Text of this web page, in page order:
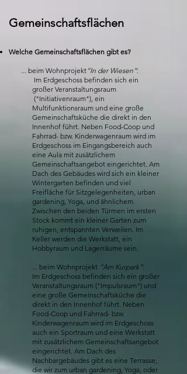
Gemeinschaftsflächen
Welche Gemeinschaftsflächen gibt es?
... beim Wohnprojekt “In der Wiesen”:
Im Erdgeschoss befinden sich ein
großer Veranstaltungsraum
("Initiativenraum"), ein
Multifunktionsraum und eine große
Gemeinschaftsküche die direkt in den
Innenhof führt. Neben Food-Coop und
Fahrrad- bzw. Kinderwagenraum wird im
Erdgeschoss im Eingangsbereich auch
eine Aula mit zusätzlichem
Gemeinschaftsangebot eingerichtet. Am
Dach des Gebäudes wird sich ein kleiner
Wintergarten befinden und viel
Freifläche für Sitzgelegenheiten, urban
gardening, Yoga, und ähnlichem.
Zwischen den beiden Türmen im ersten
Stock kommt ein kleiner Garten zum
ruhigen, entspannten Verweilen. Im
Keller werden die Werkstatt, ein
Hobbyraum und Lagerräume sein.
... beim Wohnprojekt “Am Kurpark”:
Im Erdgeschoss befinden sich ein großer
Veranstaltungsraum ("Impulsraum") und
eine große Gemeinschaftsküche die
direkt in den Innenhof führt. Neben
Food-Coop und Fahrrad- bzw.
Kinderwagenraum wird im Erdgeschoss
auch ein Sportraum und eine Werkstatt
mit zusätzlichem Gemeinschaftsangebot
eingerichtet. Am Dach des
Nachbargebäudes gibt es eine Terrasse,
die wir zum urban gardening, Yoga, oder